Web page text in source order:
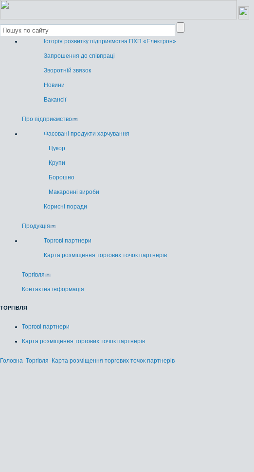
Історія розвитку підприємства ПХП «Електрон»
Запрошення до співпраці
Зворотній звязок
Новини
Вакансії
Про підприємство
Фасовані продукти харчування
Цукор
Крупи
Борошно
Макаронні вироби
Корисні поради
Продукція
Торгові партнери
Карта розміщення торгових точок партнерів
Торгівля
Контактна інформація
ТОРГІВЛЯ
Торгові партнери
Карта розміщення торгових точок партнерів
Головна Торгівля Карта розміщення торгових точок партнерів